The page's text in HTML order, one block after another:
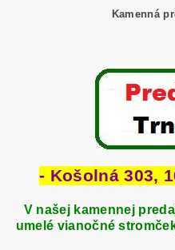
Kamenná
- Košolná 303,
V našej kamennej
umelé vianočné